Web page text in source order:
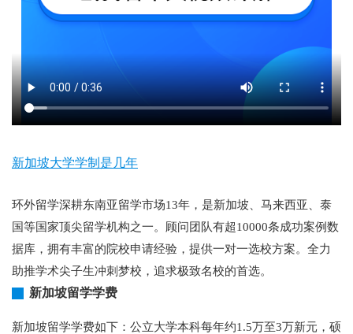
新加坡大学学制是几年
环外留学深耕东南亚留学市场13年，是新加坡、马来西亚、泰
国等国家顶尖留学机构之一。顾问团队有超10000条成功案例数
据库，拥有丰富的院校申请经验，提供一对一选校方案。全力
助推学术尖子生冲刺梦校，追求极致名校的首选。
新加坡留学学费
新加坡留学学费如下：公立大学本科每年约1.5万至3万新元，硕